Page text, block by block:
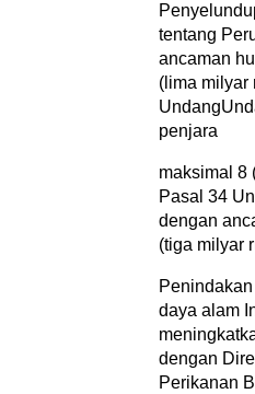
tentang
ancaman
(lima milyar
penjara
maksimal 8
Pasal 34
dengan
(tiga milyar
daya alam
dengan
Perikanan